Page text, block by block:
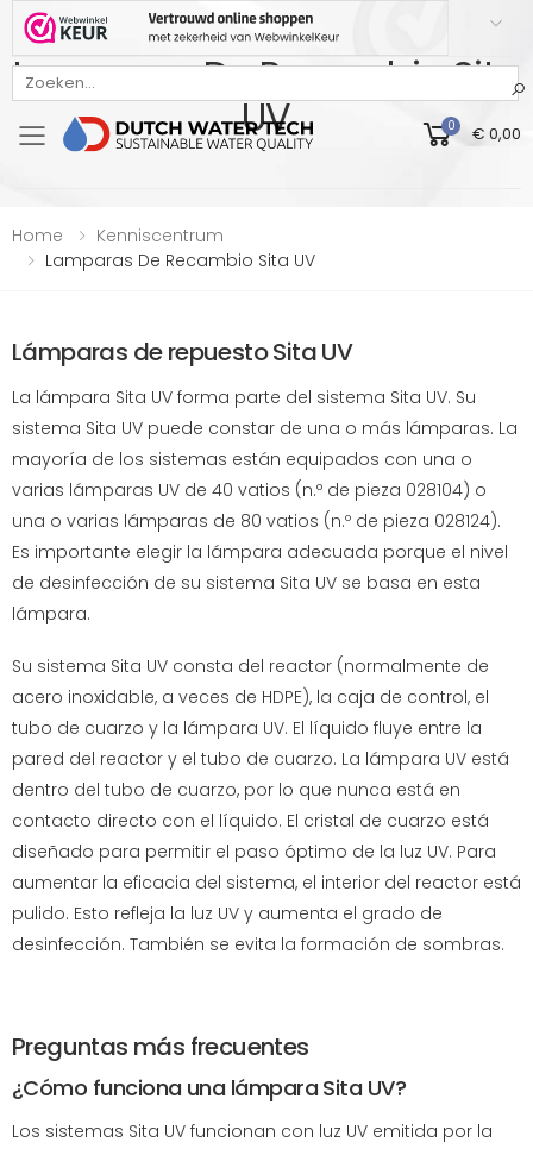
Bekijk onze Webwinkelkeur beoordeling
Toggle mobile menu
0 € 0,00
Lamparas De Recambio Sita
UV
Home
Kenniscentrum
Lamparas De Recambio Sita UV
Lámparas de repuesto Sita UV
La lámpara Sita UV forma parte del sistema Sita UV. Su
sistema Sita UV puede constar de una o más lámparas. La
mayoría de los sistemas están equipados con una o
varias lámparas UV de 40 vatios (n.º de pieza 028104) o
una o varias lámparas de 80 vatios (n.º de pieza 028124).
Es importante elegir la lámpara adecuada porque el nivel
de desinfección de su sistema Sita UV se basa en esta
lámpara.
Su sistema Sita UV consta del reactor (normalmente de
acero inoxidable, a veces de HDPE), la caja de control, el
tubo de cuarzo y la lámpara UV. El líquido fluye entre la
pared del reactor y el tubo de cuarzo. La lámpara UV está
dentro del tubo de cuarzo, por lo que nunca está en
contacto directo con el líquido. El cristal de cuarzo está
diseñado para permitir el paso óptimo de la luz UV. Para
aumentar la eficacia del sistema, el interior del reactor está
pulido. Esto refleja la luz UV y aumenta el grado de
desinfección. También se evita la formación de sombras.
Preguntas más frecuentes
¿Cómo funciona una lámpara Sita UV?
Los sistemas Sita UV funcionan con luz UV emitida por la